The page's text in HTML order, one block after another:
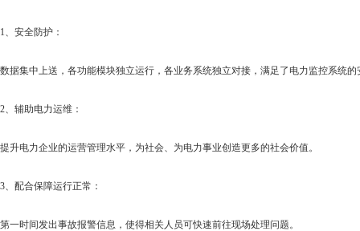
1、安全防护：
数据集中上送，各功能模块独立运行，各业务系统独立对接，满足了电力监控系统的
2、辅助电力运维：
提升电力企业的运营管理水平，为社会、为电力事业创造更多的社会价值。
3、配合保障运行正常：
第一时间发出事故报警信息，使得相关人员可快速前往现场处理问题。